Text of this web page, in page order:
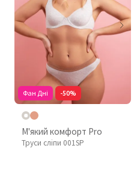
Фан Дні -50%
М'який комфорт Pro
Труси сліпи 001SP